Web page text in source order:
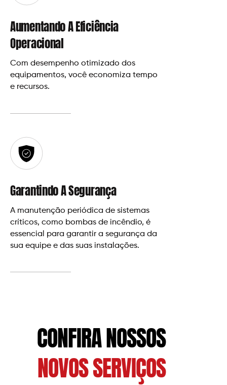
Aumentando A Eficiência
Operacional
Com desempenho otimizado dos
equipamentos, você economiza tempo
e recursos.
Garantindo A Segurança
A manutenção periódica de sistemas
críticos, como bombas de incêndio, é
essencial para garantir a segurança da
sua equipe e das suas instalações.
CONFIRA NOSSOS
NOVOS SERVIÇOS